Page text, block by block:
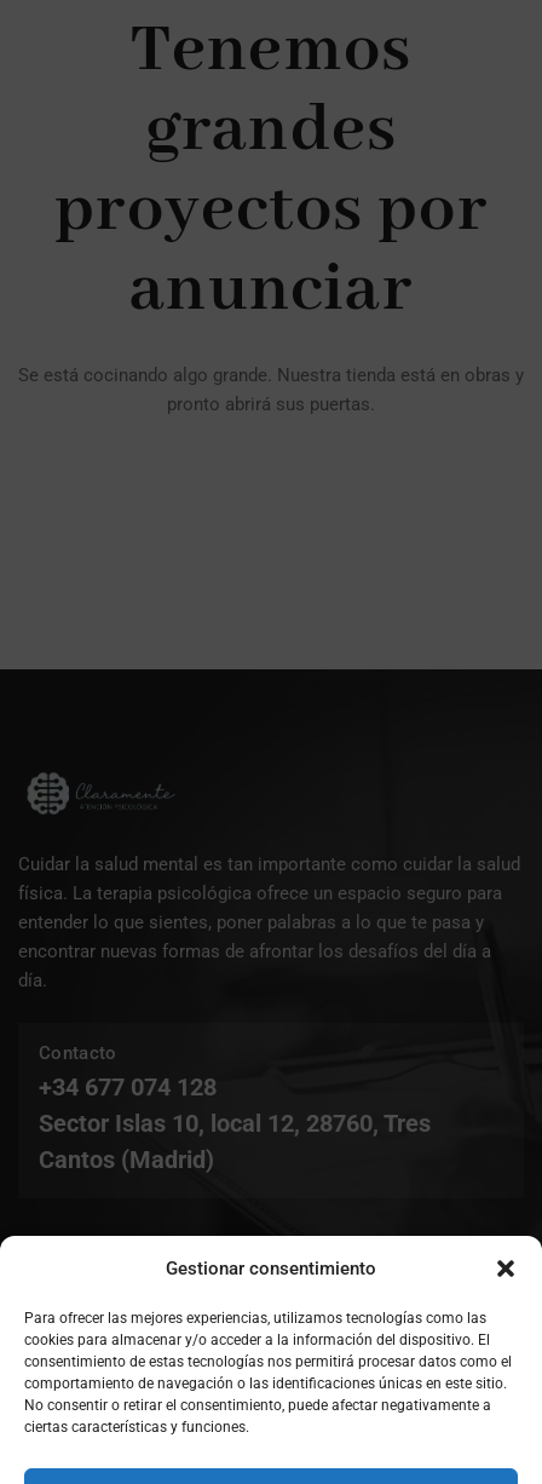
Gestionar consentimiento
Para ofrecer las mejores experiencias, utilizamos tecnologías como las
cookies para almacenar y/o acceder a la información del dispositivo. El
consentimiento de estas tecnologías nos permitirá procesar datos como el
comportamiento de navegación o las identificaciones únicas en este sitio.
No consentir o retirar el consentimiento, puede afectar negativamente a
ciertas características y funciones.
Tenemos
grandes
proyectos por
anunciar
Se está cocinando algo grande. Nuestra tienda está en obras y
pronto abrirá sus puertas.
Cuidar la salud mental es tan importante como cuidar la salud
física. La terapia psicológica ofrece un espacio seguro para
entender lo que sientes, poner palabras a lo que te pasa y
encontrar nuevas formas de afrontar los desafíos del día a
día.
Contacto
+34 677 074 128
Sector Islas 10, local 12, 28760, Tres
Cantos (Madrid)